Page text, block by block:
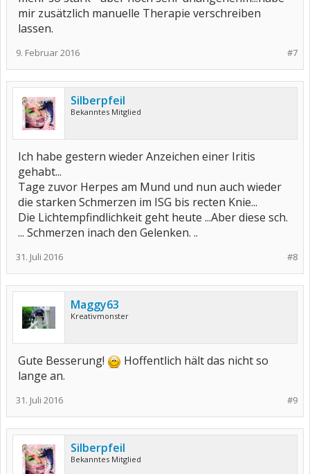
mir zusätzlich manuelle Therapie verschreiben
lassen.
#7
9. Februar 2016
Silberpfeil
Bekanntes Mitglied
Ich habe gestern wieder Anzeichen einer Iritis
gehabt...
Tage zuvor Herpes am Mund und nun auch wieder
die starken Schmerzen im ISG bis recten Knie...
Die Lichtempfindlichkeit geht heute ...Aber diese sch.
... Schmerzen inach den Gelenken. ..
#8
31. Juli 2016
Maggy63
Kreativmonster
Gute Besserung!
Hoffentlich hält das nicht so
lange an.
#9
31. Juli 2016
Silberpfeil
Bekanntes Mitglied